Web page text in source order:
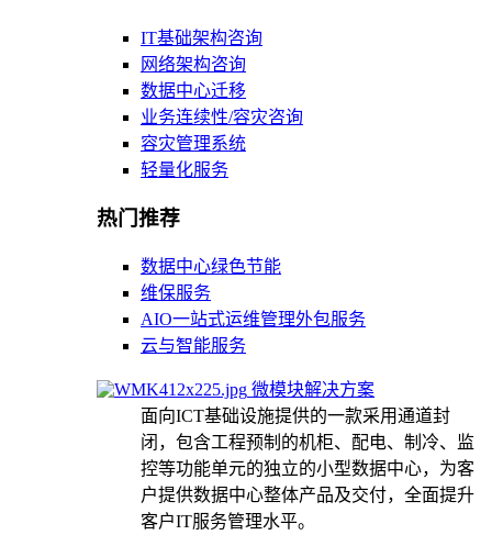
IT基础架构咨询
网络架构咨询
数据中心迁移
业务连续性/容灾咨询
容灾管理系统
轻量化服务
热门推荐
数据中心绿色节能
维保服务
AIO一站式运维管理外包服务
云与智能服务
微模块解决方案
面向ICT基础设施提供的一款采用通道封
闭，包含工程预制的机柜、配电、制冷、监
控等功能单元的独立的小型数据中心，为客
户提供数据中心整体产品及交付，全面提升
客户IT服务管理水平。